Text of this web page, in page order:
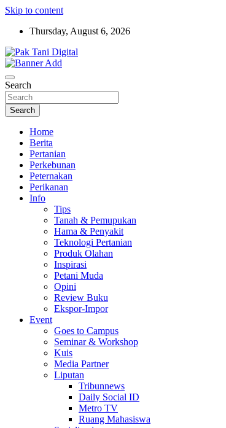
Skip to content
Thursday, August 6, 2026
Pak Tani Digital
Search
Search
Home
Berita
Pertanian
Perkebunan
Peternakan
Perikanan
Info
Tips
Tanah & Pemupukan
Hama & Penyakit
Teknologi Pertanian
Produk Olahan
Inspirasi
Petani Muda
Opini
Review Buku
Ekspor-Impor
Event
Goes to Campus
Seminar & Workshop
Kuis
Media Partner
Liputan
Tribunnews
Daily Social ID
Metro TV
Ruang Mahasiswa